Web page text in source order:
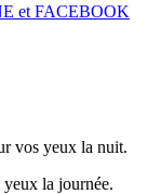
et FACEBOOK
vos yeux la nuit.
yeux la journée.